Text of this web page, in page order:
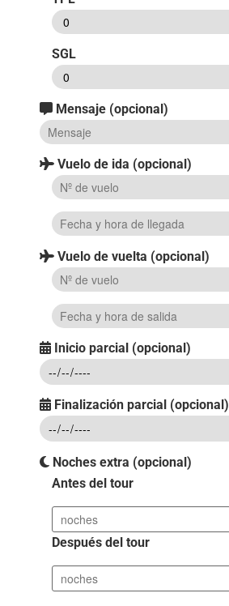
SGL
Mensaje (opcional)
Vuelo de ida (opcional)
Vuelo de vuelta (opcional)
Inicio parcial (opcional)
Finalización parcial (opcional)
Noches extra (opcional)
Antes del tour
Después del tour